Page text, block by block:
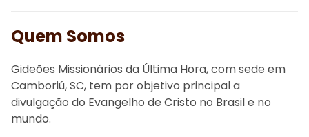
Quem Somos
Gideões Missionários da Última Hora, com sede em
Camboriú, SC, tem por objetivo principal a
divulgação do Evangelho de Cristo no Brasil e no
mundo.